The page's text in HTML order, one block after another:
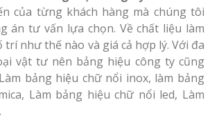
của từng khách hàng mà chúng tôi
án tư vấn lựa chọn. Về chất liệu làm
trí như thế nào và giá cả hợp lý. Với đa
vật tư nên bảng hiệu công ty cũng
bảng hiệu chữ nổi inox, làm bảng
Làm bảng hiệu chữ nổi led, Làm